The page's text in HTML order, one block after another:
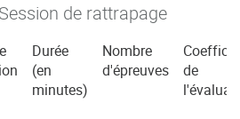
de rattrapage
Durée
(en
minutes)
Nombre
d'épreuves
de